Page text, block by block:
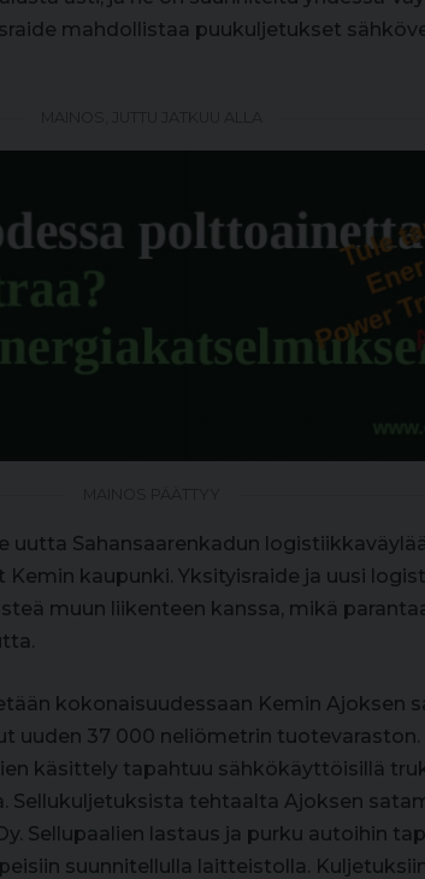
mahdollistaa puukuljetukset
uutta Sahansaarenkadun
kaupunki. Yksityisraide ja uusi
muun liikenteen kanssa, mikä
kokonaisuudessaan Kemin Ajoksen
uuden 37 000 neliömetrin tuotevaraston.
käsittely tapahtuu sähkökäyttöisillä
Sellukuljetuksista tehtaalta Ajoksen
Sellupaalien lastaus ja purku autoihin
suunnitellulla laitteistolla.